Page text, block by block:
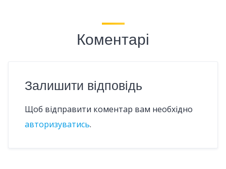
Коментарі
Залишити відповідь
Щоб відправити коментар вам необхідно
авторизуватись.